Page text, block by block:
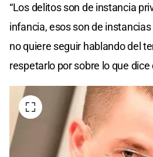
“Los delitos son de instancia
infancia, esos son de
no quiere seguir hablando del
respetarlo por sobre lo que